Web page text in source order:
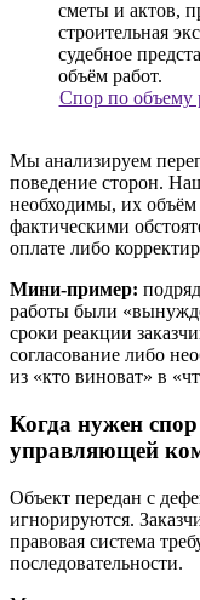
Спор по объему
Мы анализируем
поведение сторон.
необходимы, их объём
фактическими
оплате либо
Мини-пример:
работы были
сроки реакции
согласование либо
из «кто виноват» в
Когда нужен
управляющей
Объект передан с
игнорируются.
правовая система
последовательности.